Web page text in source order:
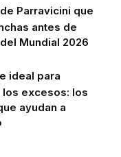
Parravicini que
antes de
Mundial 2026
ideal para
excesos: los
ayudan a